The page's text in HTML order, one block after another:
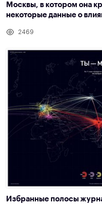
Москвы, в котором она
некоторые данные о
2469
Избранные полосы